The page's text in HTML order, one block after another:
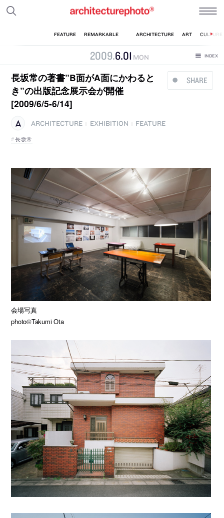
2009.6.01 MON
SHARE
長坂常の著書”B面がA面にかわると
き”の出版記念展示会が開催
[2009/6/5-6/14]
ARCHITECTURE EXHIBITION
FEATURE
長坂常
会場写真
photo©Takumi Ota